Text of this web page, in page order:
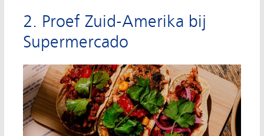
2. Proef Zuid-Amerika bij
Supermercado